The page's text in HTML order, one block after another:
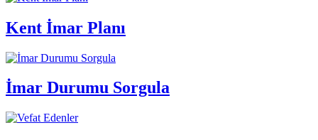
Kent İmar Planı
İmar Durumu Sorgula